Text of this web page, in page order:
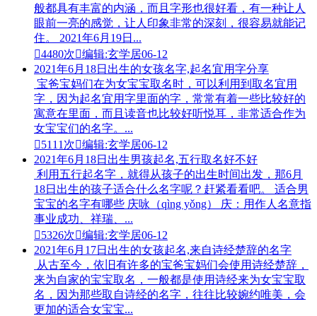
般都具有丰富的内涵，而且字形也很好看，有一种让人
眼前一亮的感觉，让人印象非常的深刻，很容易就能记
住。 2021年6月19日...
4480次编辑:玄学居06-12
2021年6月18日出生的女孩名字,起名宜用字分享
宝爸宝妈们在为女宝宝取名时，可以利用到取名宜用
字，因为起名宜用字里面的字，常常有着一些比较好的
寓意在里面，而且读音也比较好听悦耳，非常适合作为
女宝宝们的名字。...
5111次编辑:玄学居06-12
2021年6月18日出生男孩起名,五行取名好不好
利用五行起名字，就得从孩子的出生时间出发，那6月
18日出生的孩子适合什么名字呢？赶紧看看吧。 适合男
宝宝的名字有哪些 庆咏（qìng yǒng） 庆：用作人名意指
事业成功、祥瑞、...
5326次编辑:玄学居06-12
2021年6月17日出生的女孩起名,来自诗经楚辞的名字
从古至今，依旧有许多的宝爸宝妈们会使用诗经楚辞，
来为自家的宝宝取名，一般都是使用诗经来为女宝宝取
名，因为那些取自诗经的名字，往往比较婉约唯美，会
更加的适合女宝宝...